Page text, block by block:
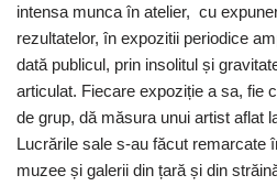
intensa munca în atelier, cu
rezultatelor, în expozitii periodice
dată publicul, prin insolitul și
articulat. Fiecare expoziție a sa, fie
de grup, dă măsura unui artist aflat
Lucrările sale s-au făcut remarcate
muzee și galerii din țară și din